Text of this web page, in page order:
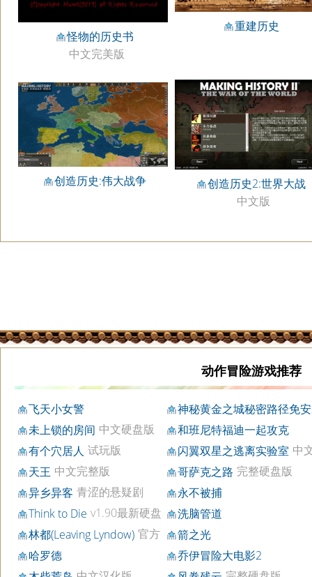
怪物的历史书
中文完美版
重建历史
创造历史:伟大战争
创造历史2:世界大战
中文版
动作冒险游戏推荐
飞天小女警
神秘黄金之城秘密路径免
未上锁的房间 中文硬盘版
和班尼特福迪一起攻克
有个穴居人 试玩版 闪翼双星之逃离实验室 中
天王 中文完整版 哥萨克之路 完整硬盘版
异乡异客 青涩的悬疑剧
永不被捕
Think to Die v1.90最新硬盘
版
洗脑管道
林都(Leaving Lyndow) 官方
简中版
箭之光
哈罗德
乔伊冒险大电影2